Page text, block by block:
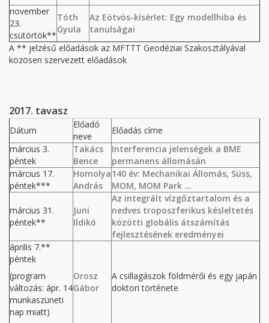
november
23.
csütörtök**
Tóth
Gyula
Az Eötvös-kísérlet: Egy modellhiba és
tanulságai
A ** jelzésű előadások az MFTTT Geodéziai Szakosztályával
közösen szervezett előadások
2017. tavasz
Dátum
Előadó
neve
Előadás címe
március 3.
péntek
Takács
Bence
Interferencia jelenségek a BME
permanens állomásán
március 17.
péntek***
Homolya
András
140 év: Mechanikai Állomás, Süss,
MOM, MOM Park ...
március 31.
péntek**
Juni
Ildikó
Az integrált vízgőztartalom és a
nedves troposzferikus késleltetés
közötti globális átszámítás
fejlesztésének eredményei
április 7.**
péntek
(program
változás: ápr. 14
munkaszüneti
nap miatt)
Orosz
Gábor
A csillagászok földmérői és egy japán
doktori története